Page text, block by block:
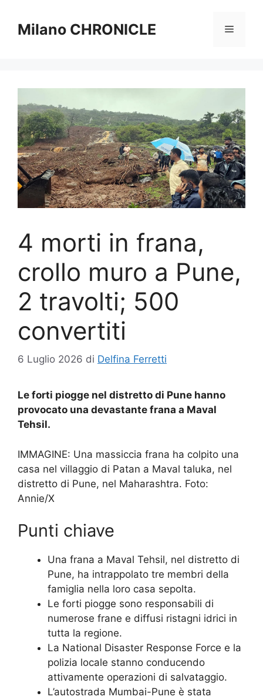
contenuto
Milano CHRONICLE Menu
4 morti in frana,
crollo muro a Pune,
2 travolti; 500
convertiti
6 Luglio 2026 di Delfina Ferretti
Le forti piogge nel distretto di Pune hanno
provocato una devastante frana a Maval
Tehsil.
IMMAGINE: Una massiccia frana ha colpito una
casa nel villaggio di Patan a Maval taluka, nel
distretto di Pune, nel Maharashtra. Foto:
Annie/X
Punti chiave
Una frana a Maval Tehsil, nel distretto di
Pune, ha intrappolato tre membri della
famiglia nella loro casa sepolta.
Le forti piogge sono responsabili di
numerose frane e diffusi ristagni idrici in
tutta la regione.
La National Disaster Response Force e la
polizia locale stanno conducendo
attivamente operazioni di salvataggio.
L’autostrada Mumbai-Pune è stata